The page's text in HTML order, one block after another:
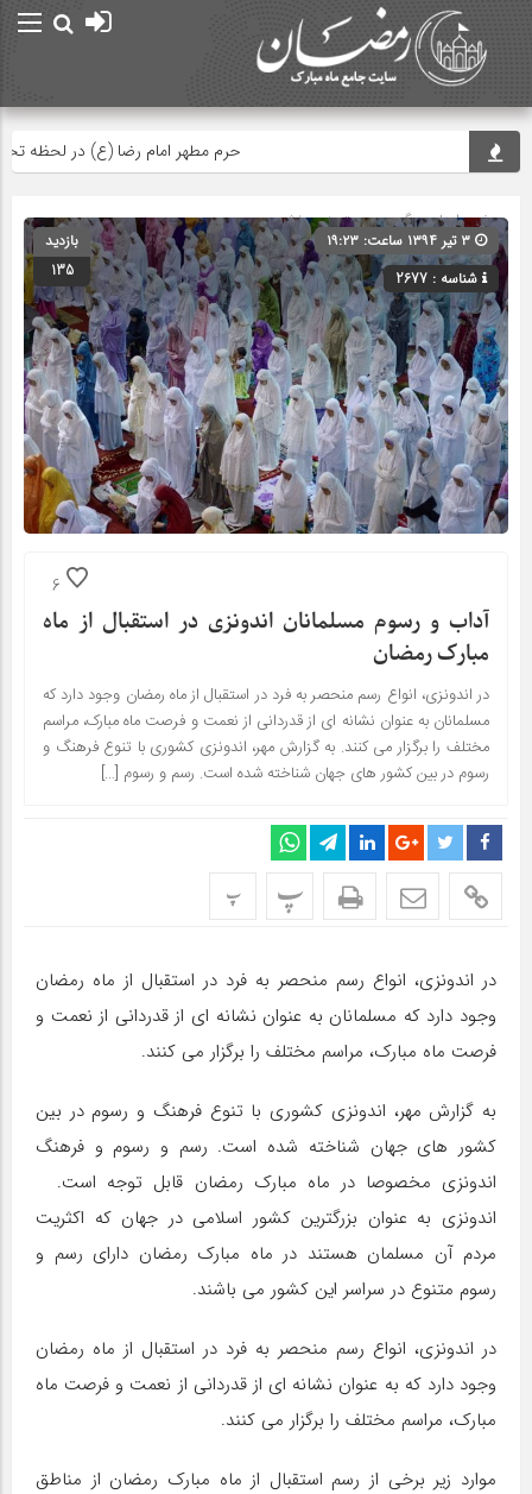
حرم مطهر امام رضا (ع) در لحظه تحویل
صفحه اصلی» گروه » دسته‌بندی نشده
شناسه : 2677
بازدید
135
6
آداب و رسوم مسلمانان اندونزی در استقبال از ماه
مبارک رمضان
در اندونزی، انواع رسم منحصر به فرد در استقبال از ماه رمضان وجود دارد که
مسلمانان به عنوان نشانه ای از قدردانی از نعمت و فرصت ماه مبارک، مراسم
مختلف را برگزار می کنند. به گزارش مهر، اندونزی کشوری با تنوع فرهنگ و
رسوم در بین کشور های جهان شناخته شده است. رسم و رسوم […]
پ پ
در اندونزی، انواع رسم منحصر به فرد در استقبال از ماه رمضان
وجود دارد که مسلمانان به عنوان نشانه ای از قدردانی از نعمت و
فرصت ماه مبارک، مراسم مختلف را برگزار می کنند.
به گزارش مهر، اندونزی کشوری با تنوع فرهنگ و رسوم در بین
کشور های جهان شناخته شده است. رسم و رسوم و فرهنگ
اندونزی مخصوصا در ماه مبارک رمضان قابل توجه است.
اندونزی به عنوان بزرگترین کشور اسلامی در جهان که اکثریت
مردم آن مسلمان هستند در ماه مبارک رمضان دارای رسم و
رسوم متنوع در سراسر این کشور می باشند.
در اندونزی، انواع رسم منحصر به فرد در استقبال از ماه رمضان
وجود دارد که به عنوان نشانه ای از قدردانی از نعمت و فرصت ماه
مبارک، مراسم مختلف را برگزار می کنند.
موارد زیر برخی از رسم استقبال از ماه مبارک رمضان از مناطق